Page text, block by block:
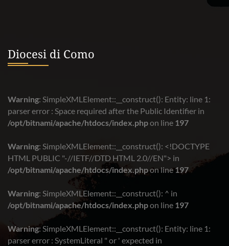
Diocesi di Como
Warning: SimpleXMLElement::__construct(): Entity: line 1:
parser error : Space required after the Public Identifier in
/opt/bitnami/apache/htdocs/index.phpon line 197
Warning: SimpleXMLElement::__construct(): <!DOCTYPE
HTML PUBLIC "-//IETF//DTD HTML 2.0//EN"> in
/opt/bitnami/apache/htdocs/index.phpon line197
Warning: SimpleXMLElement::__construct(): ^ in
/opt/bitnami/apache/htdocs/index.phpon line 197
Warning: SimpleXMLElement::__construct(): Entity: line 1:
parser error : SystemLiteral " or ' expected in